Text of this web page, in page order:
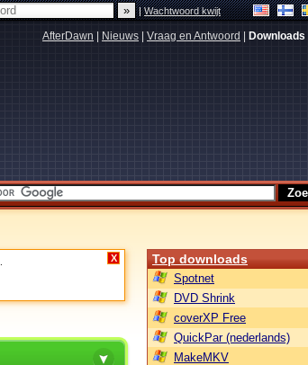
|Wachtwoord kwijt
AfterDawn Nieuws Vraag en Antwoord Downloads
X Top downloads
Spotnet
DVD Shrink
coverXP Free
QuickPar (nederlands)
MakeMKV